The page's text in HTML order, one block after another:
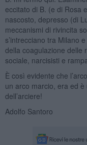
eccitato di B. (e di Rosa
nascosto, depresso (di
meccanismi di rivincita
s’intrecciano tra Milano
della coagulazione delle
sociale, narcisisti e
È così evidente che
un arco marcio, era ed
dell’arciere!
Adolfo Santoro